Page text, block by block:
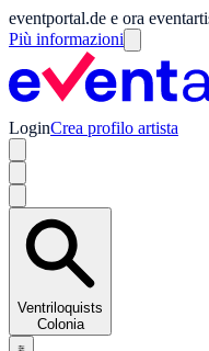
eventportal.de e ora
Più informazioni
LoginCrea profilo artista
Ventriloquists
Colonia